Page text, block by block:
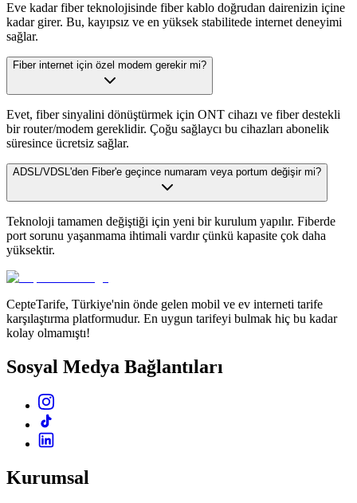
Eve kadar fiber teknolojisinde fiber kablo doğrudan dairenizin içine
kadar girer. Bu, kayıpsız ve en yüksek stabilitede internet deneyimi
sağlar.
Fiber internet için özel modem gerekir mi?
Evet, fiber sinyalini dönüştürmek için ONT cihazı ve fiber destekli
bir router/modem gereklidir. Çoğu sağlaycı bu cihazları abonelik
süresince ücretsiz sağlar.
ADSL/VDSL'den Fiber'e geçince numaram veya portum değişir mi?
Teknoloji tamamen değiştiği için yeni bir kurulum yapılır. Fiberde
port sorunu yaşanmama ihtimali vardır çünkü kapasite çok daha
yüksektir.
CepteTarife, Türkiye'nin önde gelen mobil ve ev interneti tarife
karşılaştırma platformudur. En uygun tarifeyi bulmak hiç bu kadar
kolay olmamıştı!
Sosyal Medya Bağlantıları
Kurumsal